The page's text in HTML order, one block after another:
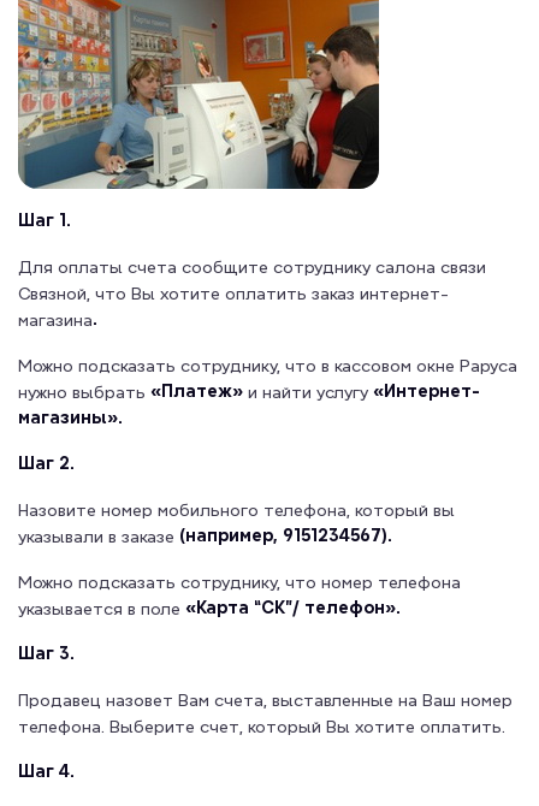
Шаг 1.
Для оплаты счета сообщите сотруднику салона связи
Связной, что Вы хотите оплатить заказ интернет-
магазина.
Можно подсказать сотруднику, что в кассовом окне Раруса
нужно выбрать «Платеж» и найти услугу «Интернет-
магазины».
Шаг 2.
Назовите номер мобильного телефона, который вы
указывали в заказе (например, 9151234567).
Можно подсказать сотруднику, что номер телефона
указывается в поле «Карта “СК”/ телефон».
Шаг 3.
Продавец назовет Вам счета, выставленные на Ваш номер
телефона. Выберите счет, который Вы хотите оплатить.
Шаг 4.